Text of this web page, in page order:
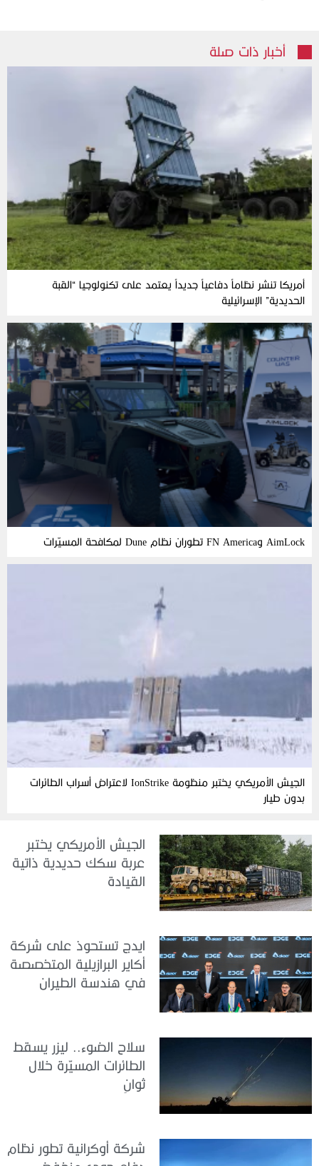
أخبار ذات صلة
أمريكا تنشر نظاماً دفاعياً جديداً يعتمد على تكنولوجيا “القبة
الحديدية” الإسرائيلية
AimLock وFN America تطوران نظام Dune لمكافحة المسيّرات
الجيش الأمريكي يختبر منظومة IonStrike لاعتراض أسراب الطائرات
بدون طيار
الجيش الأمريكي يختبر
عربة سكك حديدية ذاتية
القيادة
ايدج تستحوذ على شركة
أكاير البرازيلية المتخصصة
في هندسة الطيران
سلاح الضوء.. ليزر يسقط
الطائرات المسيّرة خلال
ثوانٍ
شركة أوكرانية تطور نظام